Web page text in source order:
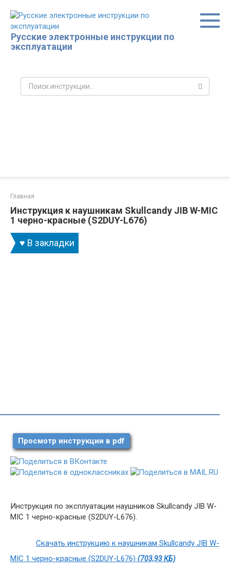
контенту
Русские электронные инструкции по
эксплуатации
Поиск:
Главная
Инструкция к наушникам Skullcandy JIB W-MIC
1 черно-красные (S2DUY-L676)
♥ В закладки
Просмотр инструкции в pdf
Инструкция по эксплуатации наушников Skullcandy JIB W-
MIC 1 черно-красные (S2DUY-L676).
Скачать инструкцию к наушникам Skullcandy JIB W-
MIC 1 черно-красные (S2DUY-L676) (703,93 КБ)